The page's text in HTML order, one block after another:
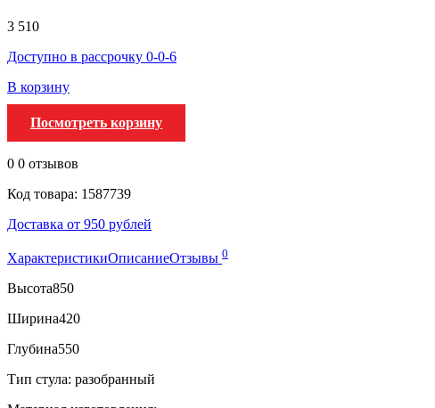
3 510
Доступно в рассрочку 0-0-6
В корзину
Посмотреть корзину
0 0 отзывов
Код товара: 1587739
Доставка от 950 рублей
ХарактеристикиОписаниеОтзывы 0
Высота850
Ширина420
Глубина550
Тип стула: разобранный